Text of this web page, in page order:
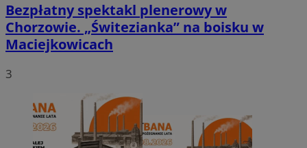
Bezpłatny spektakl plenerowy w
Chorzowie. „Świtezianka” na boisku w
Maciejkowicach
3